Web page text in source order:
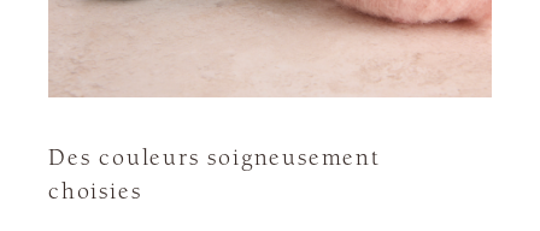
Des couleurs soigneusement
choisies